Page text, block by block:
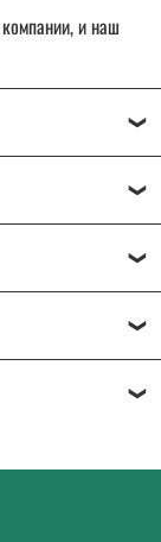
и наш
до 30 дней.
— поможем